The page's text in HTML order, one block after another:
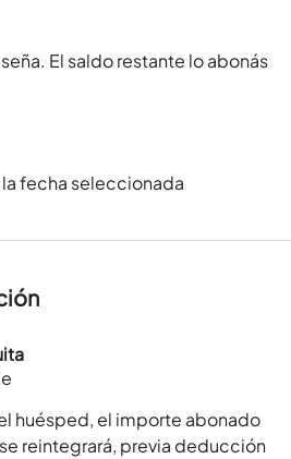
El saldo restante lo abonás
fecha seleccionada
huésped, el importe abonado
reintegrará, previa deducción